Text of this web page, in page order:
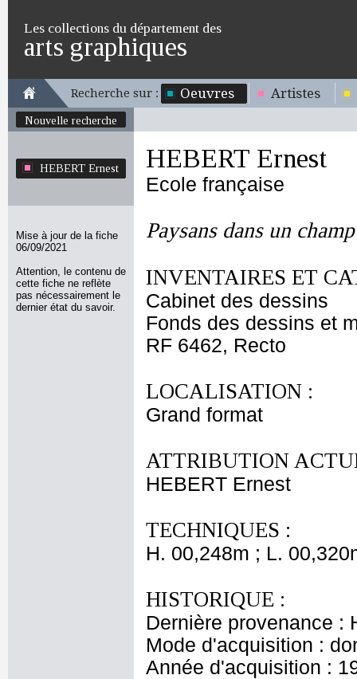
Les collections du département des
arts graphiques
Recherche sur : Oeuvres Artistes
Nouvelle recherche
HEBERT Ernest
Mise à jour de la fiche
06/09/2021
Attention, le contenu de
cette fiche ne reflète
pas nécessairement le
dernier état du savoir.
HEBERT Ernest
Ecole française
Paysans dans un champ
INVENTAIRES ET
Cabinet des dessins
Fonds des dessins et
RF 6462, Recto
LOCALISATION :
Grand format
ATTRIBUTION
HEBERT Ernest
TECHNIQUES :
H. 00,248m ; L.
HISTORIQUE :
Dernière provenance :
Mode d'acquisition :
Année d'acquisition :